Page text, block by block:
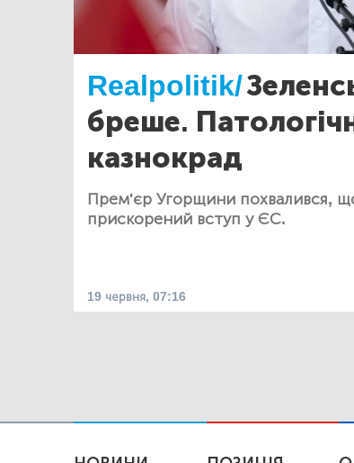
Realpolitik/
бреше.
казнокрад
Прем'єр Угорщини похвалився, що
прискорений вступ у ЄС.
19 червня, 07:16